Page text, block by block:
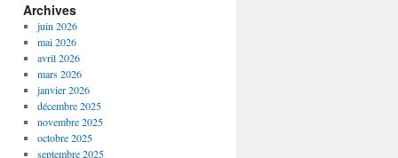
Archives
juin 2026
mai 2026
avril 2026
mars 2026
janvier 2026
décembre 2025
novembre 2025
octobre 2025
septembre 2025